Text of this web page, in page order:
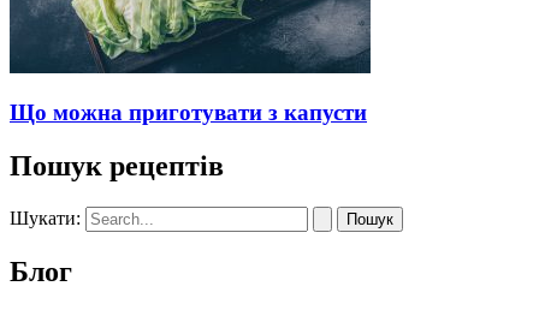
Що можна приготувати з капусти
Пошук рецептів
Шукати:
Блог